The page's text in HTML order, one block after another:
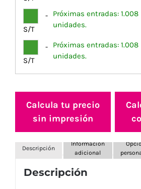
-
S/T
Próximas entradas: 1.008
unidades.
-
S/T
Próximas entradas: 1.008
unidades.
Calcula tu precio
sin impresión
Descripción
Información
adicional
Descripción